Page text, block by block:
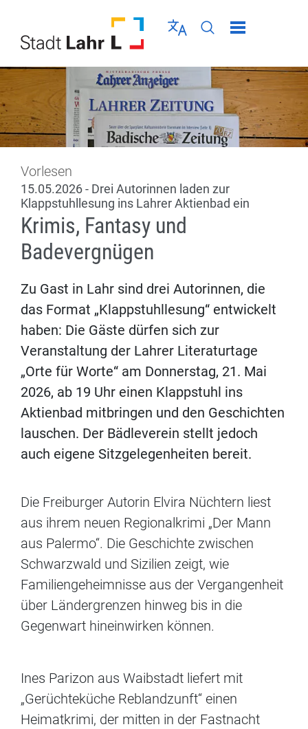
Sprache wählen
Seiten-Suche
Menü schließen
Vorlesen
15.05.2026 - Drei Autorinnen laden zur
Klappstuhllesung ins Lahrer Aktienbad ein
Krimis, Fantasy und
Badevergnügen
Zu Gast in Lahr sind drei Autorinnen, die
das Format „Klappstuhllesung“ entwickelt
haben: Die Gäste dürfen sich zur
Veranstaltung der Lahrer Literaturtage
„Orte für Worte“ am Donnerstag, 21. Mai
2026, ab 19 Uhr einen Klappstuhl ins
Aktienbad mitbringen und den Geschichten
lauschen. Der Bädleverein stellt jedoch
auch eigene Sitzgelegenheiten bereit.
Die Freiburger Autorin Elvira Nüchtern liest
aus ihrem neuen Regionalkrimi „Der Mann
aus Palermo“. Die Geschichte zwischen
Schwarzwald und Sizilien zeigt, wie
Familiengeheimnisse aus der Vergangenheit
über Ländergrenzen hinweg bis in die
Gegenwart hineinwirken können.
Ines Parizon aus Waibstadt liefert mit
„Gerüchteküche Reblandzunft“ einen
Heimatkrimi, der mitten in der Fastnacht